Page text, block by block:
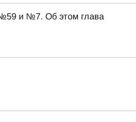
№59 и №7. Об этом глава